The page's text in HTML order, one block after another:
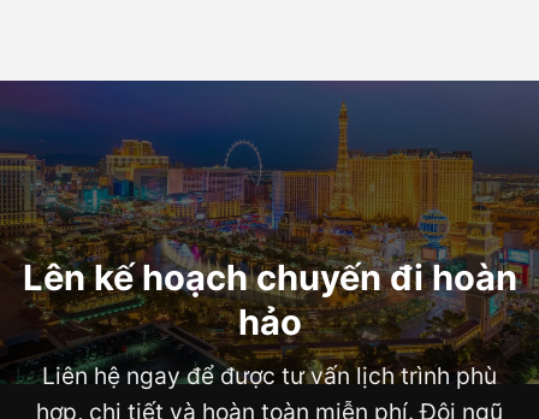
Lên kế hoạch chuyến đi hoàn
hảo
Liên hệ ngay để được tư vấn lịch trình phù
hợp, chi tiết và hoàn toàn miễn phí. Đội ngũ